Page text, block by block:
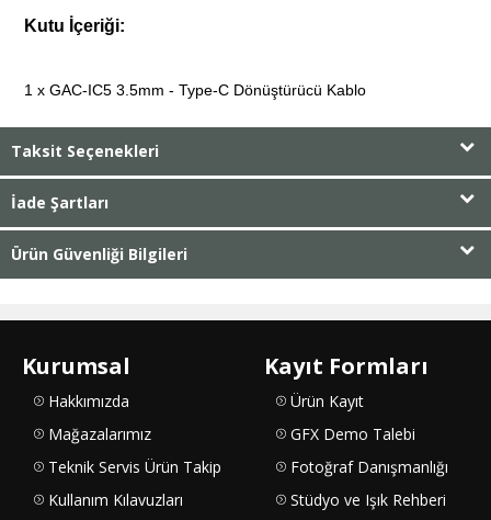
Kutu İçeriği:
1 x GAC-IC5 3.5mm - Type-C Dönüştürücü Kablo
Taksit Seçenekleri
İade Şartları
Ürün Güvenliği Bilgileri
Kurumsal
Hakkımızda
Mağazalarımız
Teknik Servis Ürün Takip
Kullanım Kılavuzları
Kayıt Formları
Ürün Kayıt
GFX Demo Talebi
Fotoğraf Danışmanlığı
Stüdyo ve Işık Rehberi